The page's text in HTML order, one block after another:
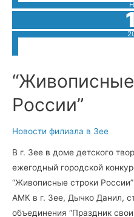
России”
Новости филиала в Зее
В г. Зее в доме детского
ежегодный городской
“Живописные строки
АМК в г. Зее, Дычко Данил,
объединения “Праздник